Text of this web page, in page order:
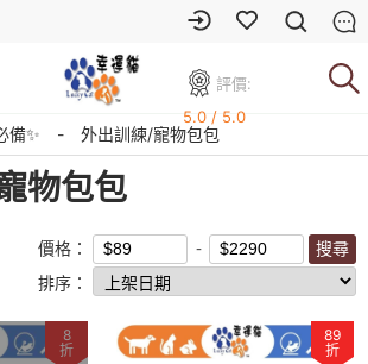
評價:
5.0 / 5.0
備✨ - 外出訓練/寵物包包
物包包
價格：
排序：
8
折
89
折